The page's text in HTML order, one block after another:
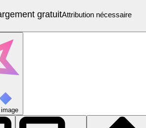
gratuitAttribution nécessaire